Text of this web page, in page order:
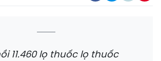
11.460 lọ thuốc lọ thuốc